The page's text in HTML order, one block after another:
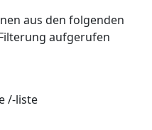
aus den folgenden
aufgerufen
/-liste